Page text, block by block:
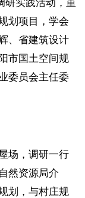
研实践活动，重
划项目，学会
、省建筑设计
市国土空间规
委员会主任委
场，调研一行
然资源局介
划，与村庄规